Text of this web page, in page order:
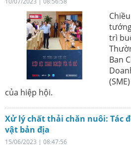
trì
Ban
của hiệp hội.
Xử lý chất thải chăn nuôi: Tác
vật bản địa
15/06/2023 | 08:47:56